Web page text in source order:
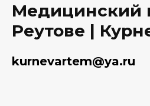
Медицинский
Реутове |
kurnevartem@ya.ru